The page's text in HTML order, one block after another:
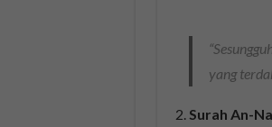
yang
Surah An-